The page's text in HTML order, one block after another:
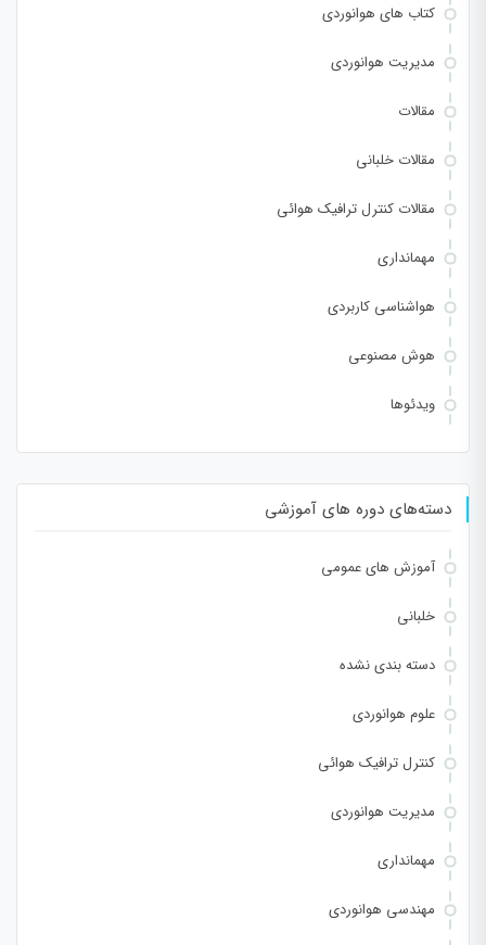
کتاب های هوانوردی
مدیریت هوانوردی
مقالات
مقالات خلبانی
مقالات کنترل ترافیک هوائی
مهمانداری
هواشناسی کاربردی
هوش مصنوعی
ویدئوها
دسته‌های دوره های آموزشی
آموزش های عمومی
خلبانی
دسته بندی نشده
علوم هوانوردی
کنترل ترافیک هوائی
مدیریت هوانوردی
مهمانداری
مهندسی هوانوردی